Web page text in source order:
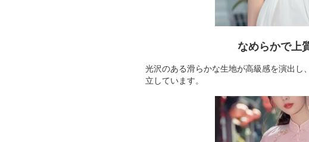
なめらかで上
光沢のある滑らかな生地が高級感を演出し
立しています。